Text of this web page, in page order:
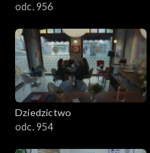
odc. 956
Dziedzictwo
odc. 954